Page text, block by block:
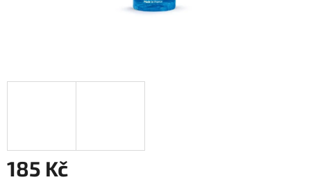
185 Kč